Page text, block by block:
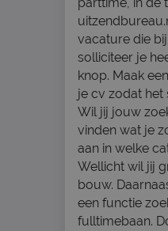
vacature die
solliciteer je
knop. Maak
je cv zodat het
Wil jij jouw
vinden wat je
aan in welke
Wellicht wil jij
bouw.
een functie
fulltimebaan.